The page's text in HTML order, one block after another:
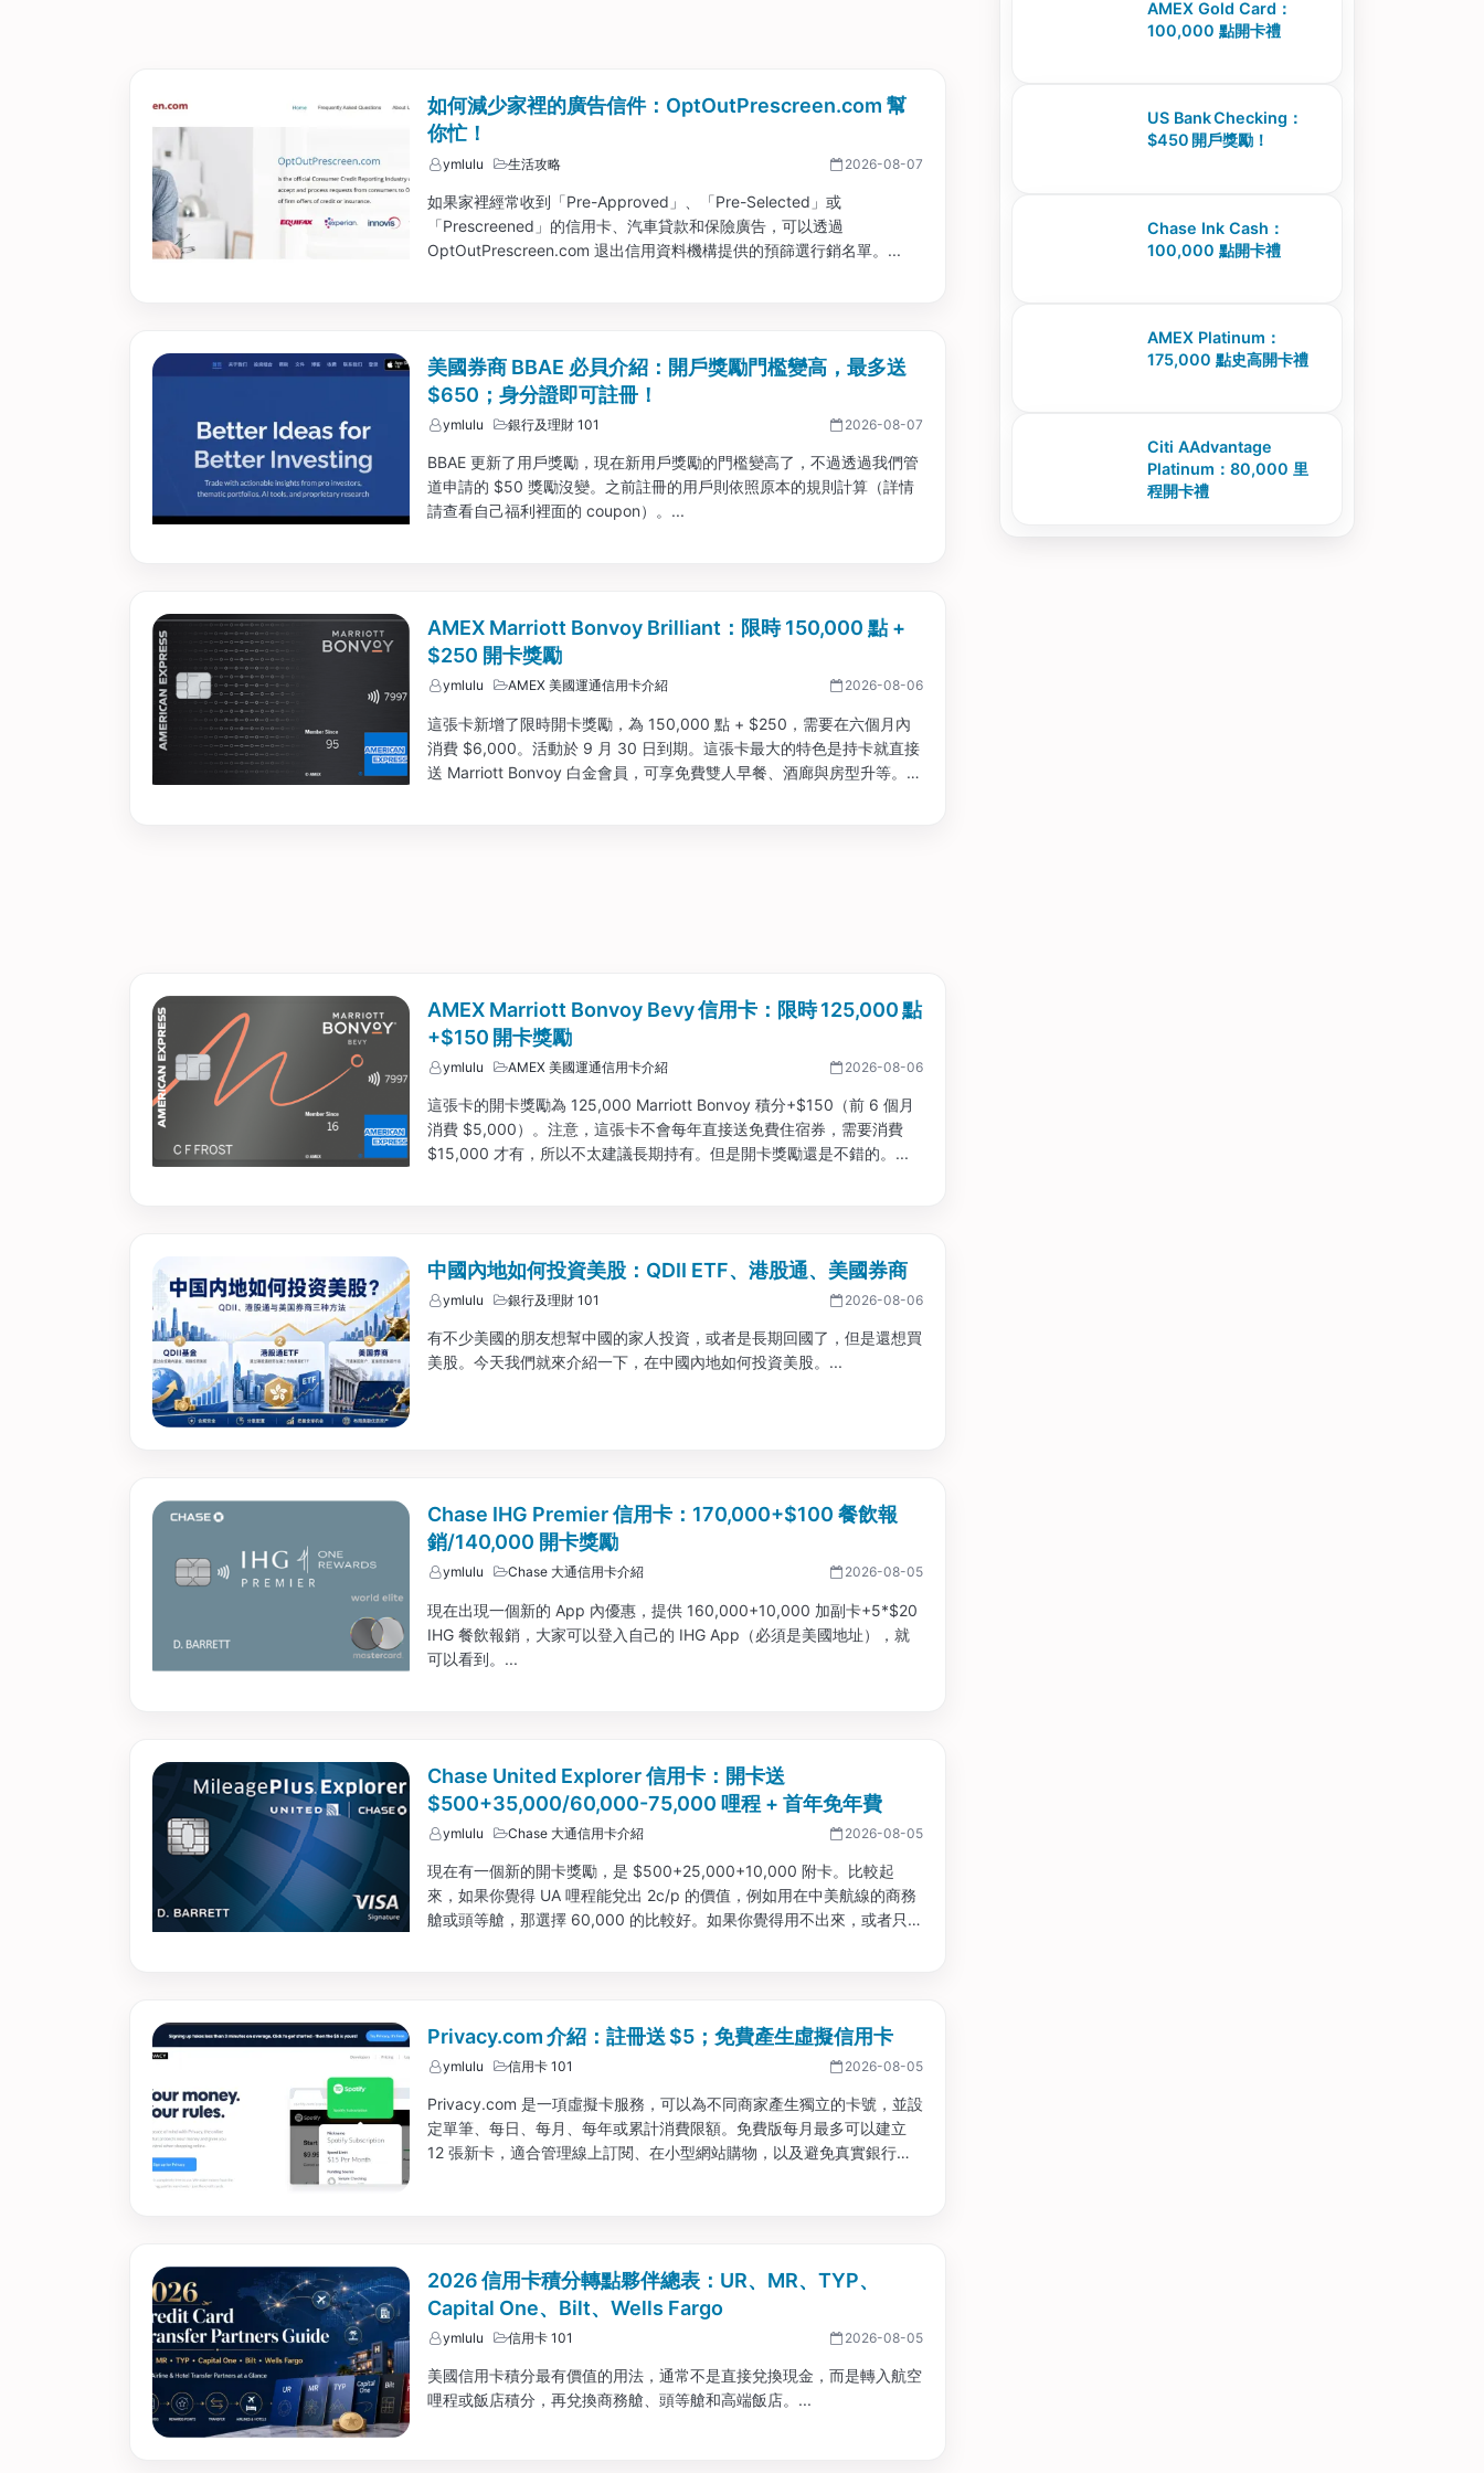
如何減少家裡的廣告信件：OptOutPrescreen.com 幫
你忙！
ymlulu 生活攻略 2026-08-07
如果家裡經常收到「Pre-Approved」、「Pre-Selected」或
「Prescreened」的信用卡、汽車貸款和保險廣告，可以透過
OptOutPrescreen.com 退出信用資料機構提供的預篩選行銷名單。...
美國券商 BBAE 必貝介紹：開戶獎勵門檻變高，最多送
$650；身分證即可註冊！
ymlulu 銀行及理財 101 2026-08-07
BBAE 更新了用戶獎勵，現在新用戶獎勵的門檻變高了，不過透過我們管
道申請的 $50 獎勵沒變。之前註冊的用戶則依照原本的規則計算（詳情
請查看自己福利裡面的 coupon）。...
AMEX Marriott Bonvoy Brilliant：限時 150,000 點 +
$250 開卡獎勵
ymlulu AMEX 美國運通信用卡介紹 2026-08-06
這張卡新增了限時開卡獎勵，為 150,000 點 + $250，需要在六個月內
消費 $6,000。活動於 9 月 30 日到期。這張卡最大的特色是持卡就直接
送 Marriott Bonvoy 白金會員，可享免費雙人早餐、酒廊與房型升等。而
AMEX Marriott Bonvoy Bevy 信用卡：限時 125,000 點
+$150 開卡獎勵
ymlulu AMEX 美國運通信用卡介紹 2026-08-06
這張卡的開卡獎勵為 125,000 Marriott Bonvoy 積分+$150（前 6 個月
消費 $5,000）。注意，這張卡不會每年直接送免費住宿券，需要消費
$15,000 才有，所以不太建議長期持有。但是開卡獎勵還是不錯的。...
中國內地如何投資美股：QDII ETF、港股通、美國券商
ymlulu 銀行及理財 101 2026-08-06
有不少美國的朋友想幫中國的家人投資，或者是長期回國了，但是還想買
美股。今天我們就來介紹一下，在中國內地如何投資美股。...
Chase IHG Premier 信用卡：170,000+$100 餐飲報
銷/140,000 開卡獎勵
ymlulu Chase 大通信用卡介紹 2026-08-05
現在出現一個新的 App 內優惠，提供 160,000+10,000 加副卡+5*$20
IHG 餐飲報銷，大家可以登入自己的 IHG App（必須是美國地址），就
可以看到。...
Chase United Explorer 信用卡：開卡送
$500+35,000/60,000-75,000 哩程 + 首年免年費
ymlulu Chase 大通信用卡介紹 2026-08-05
現在有一個新的開卡獎勵，是 $500+25,000+10,000 附卡。比較起
來，如果你覺得 UA 哩程能兌出 2c/p 的價值，例如用在中美航線的商務
艙或頭等艙，那選擇 60,000 的比較好。如果你覺得用不出來，或者只想
Privacy.com 介紹：註冊送 $5；免費產生虛擬信用卡
ymlulu 信用卡 101 2026-08-05
Privacy.com 是一項虛擬卡服務，可以為不同商家產生獨立的卡號，並設
定單筆、每日、每月、每年或累計消費限額。免費版每月最多可以建立
12 張新卡，適合管理線上訂閱、在小型網站購物，以及避免真實銀行卡
2026 信用卡積分轉點夥伴總表：UR、MR、TYP、
Capital One、Bilt、Wells Fargo
ymlulu 信用卡 101 2026-08-05
美國信用卡積分最有價值的用法，通常不是直接兌換現金，而是轉入航空
哩程或飯店積分，再兌換商務艙、頭等艙和高端飯店。...
AMEX Gold Card：
100,000 點開卡禮
US Bank Checking：
$450 開戶獎勵！
Chase Ink Cash：
100,000 點開卡禮
AMEX Platinum：
175,000 點史高開卡禮
Citi AAdvantage
Platinum：80,000 里
程開卡禮